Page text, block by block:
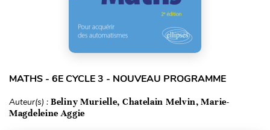
MATHS - 6E CYCLE 3 - NOUVEAU PROGRAMME
Auteur(s) : Beliny Murielle, Chatelain Melvin, Marie-
Magdeleine Aggie